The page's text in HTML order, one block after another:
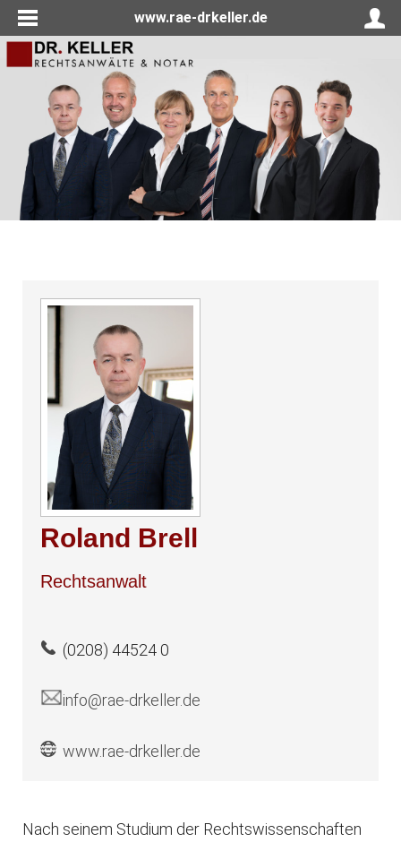
www.rae-drkeller.de
Roland Brell
Rechtsanwalt
(0208) 44524 0
info@rae-drkeller.de
www.rae-drkeller.de
Nach seinem Studium der Rechtswissenschaften